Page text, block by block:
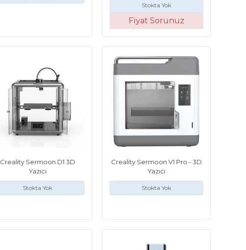
Stokta Yok
Fiyat Sorunuz
Creality Sermoon D1 3D
Yazıcı
Stokta Yok
Creality Sermoon V1 Pro - 3D
Yazıcı
Stokta Yok